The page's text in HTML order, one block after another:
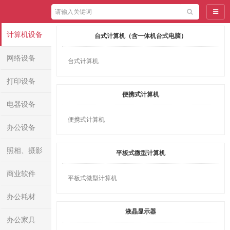
导航
计算机设备
网络设备
打印设备
电器设备
办公设备
照相、摄影
器材及配件
商业软件
办公耗材
办公家具
台式计算机（含一体机台式电脑）
台式计算机
便携式计算机
便携式计算机
平板式微型计算机
平板式微型计算机
液晶显示器